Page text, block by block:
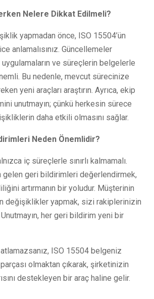
Nelere Dikkat Edilmeli?
yapmadan önce, ISO 15504’ün
anlamalısınız. Güncellemeler
uygulamaların ve süreçlerin belgelerle
Bu nedenle, mevcut sürecinize
yeni araçları araştırın. Ayrıca, ekip
unutmayın; çünkü herkesin sürece
daha etkili olmasını sağlar.
Neden Önemlidir?
iç süreçlerle sınırlı kalmamalı.
geri bildirimleri değerlendirmek,
artırmanın bir yoludur. Müşterinin
değişiklikler yapmak, sizi rakiplerinizin
her geri bildirim yeni bir
ISO 15504 belgeniz
olmaktan çıkarak, şirketinizin
destekleyen bir araç haline gelir.